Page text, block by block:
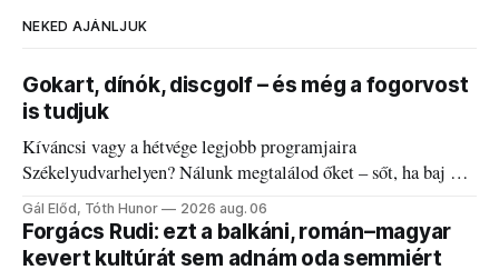
NEKED AJÁNLJUK
Gokart, dínók, discgolf – és még a fogorvost
is tudjuk
Kíváncsi vagy a hétvége legjobb programjaira
Székelyudvarhelyen? Nálunk megtalálod őket – sőt, ha baj van
a fogaddal, a fogorvosi ügyeletet is!
Gál Előd, Tóth Hunor 2026 aug. 06
Forgács Rudi: ezt a balkáni, román–magyar
kevert kultúrát sem adnám oda semmiért